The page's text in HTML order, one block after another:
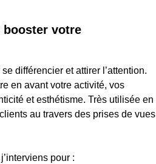
booster votre
différencier et attirer l’attention.
en avant votre activité, vos
et esthétisme. Très utilisée en
au travers des prises de vues
pour :